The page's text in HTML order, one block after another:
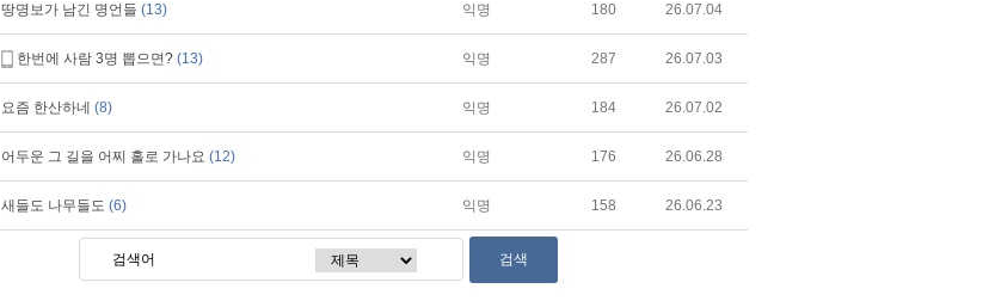
땅명보가 남긴 명언들 (13) 익명 180 26.07.04
한번에 사람 3명 뽑으면? (13) 익명 287 26.07.03
요즘 한산하네 (8) 익명 184 26.07.02
어두운 그 길을 어찌 홀로 가나요 (12) 익명 176 26.06.28
새들도 나무들도 (6) 익명 158 26.06.23